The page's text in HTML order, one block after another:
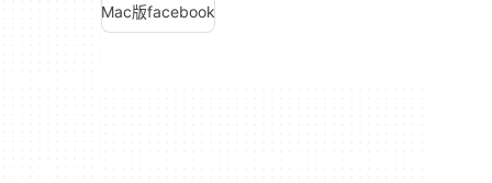
Mac版facebook